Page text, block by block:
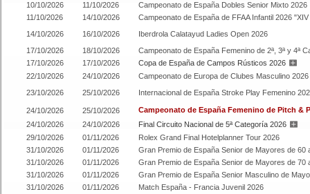
10/10/2026
11/10/2026
Campeonato de España Dobles Senior Mixto 2026
11/10/2026
14/10/2026
Campeonato de España de FFAA Infantil 2026
14/10/2026
16/10/2026
Iberdrola Calatayud Ladies Open 2026
17/10/2026
18/10/2026
Campeonato de España Femenino de 2ª, 3ª y 4ª
17/10/2026
17/10/2026
Copa de España de Campos Rústicos 2026
22/10/2026
24/10/2026
Campeonato de Europa de Clubes Masculino 2026
23/10/2026
25/10/2026 Internacional de España Stroke Play Femenino
24/10/2026 25/10/2026
Campeonato de España Femenino de Pitch &
24/10/2026
24/10/2026
Final Circuito Nacional de 5ª Categoría 2026
29/10/2026
01/11/2026
Rolex Grand Final Hotelplanner Tour 2026
31/10/2026
01/11/2026
Gran Premio de España Senior de Mayores de 60
31/10/2026
01/11/2026
Gran Premio de España Senior de Mayores de 70
31/10/2026
01/11/2026
Gran Premio de España Senior Masculino de
31/10/2026
01/11/2026 Match España - Francia Juvenil 2026